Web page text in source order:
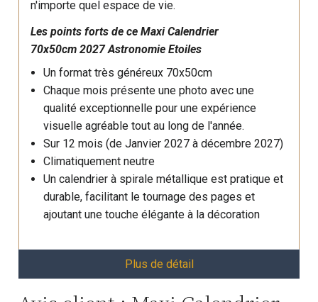
n'importe quel espace de vie.
Les points forts de ce Maxi Calendrier
70x50cm 2027 Astronomie Etoiles
Un format très généreux 70x50cm
Chaque mois présente une photo avec une
qualité exceptionnelle pour une expérience
visuelle agréable tout au long de l'année.
Sur 12 mois (de Janvier 2027 à décembre 2027)
Climatiquement neutre
Un calendrier à spirale métallique est pratique et
durable, facilitant le tournage des pages et
ajoutant une touche élégante à la décoration
Plus de détail